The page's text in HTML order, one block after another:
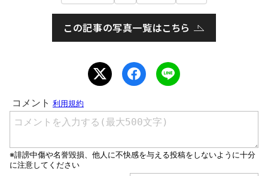
この記事の写真一覧はこちら